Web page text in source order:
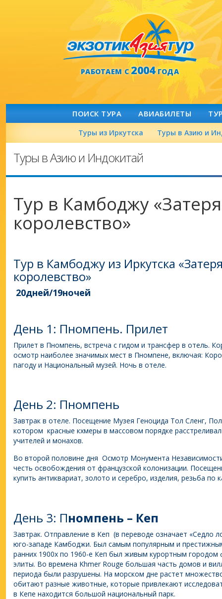
РАБОТАЕМ С2004ГОДА
ПОИСК ТУРА АВИАБИЛЕТЫ
Туры из Иркутска Туры в Азию и
Туры в Азию и Индокитай
Тур в Камбоджу
королевство»
Тур в Камбоджу из Иркутска
королевство»
20дней/19ночей
День 1: Пномпень. Прилет
Прилет в Пномпень, встреча с гидом и трансфер в отель.
осмотр наиболее значимых мест в Пномпене, включая:
пагоду и Национальный музей. Ночь в отеле.
День 2: Пномпень
Завтрак в отеле. Посещение Музея Геноцида Тол Сленг,
котором красные кхмеры в массовом порядке
учителей и монахов.
Во второй половине дня Осмотр Монумента
честь освобождения от французской колонизации.
купить антиквариат, золото и серебро, изделия, резьба
День 3: Пномпень – Кеп
Завтрак. Отправление в Кеп (в переводе означает «Седло
юго-западе Камбоджи. Был самым популярным и
ранних 1900х по 1960-е Кеп был живым курортным городом
элиты. Во времена Khmer Rouge большая часть домов и
периода были разрушены. На морском дне растет
обитают разные животные, которые привлекают
в Кепе находится большой национальный парк.